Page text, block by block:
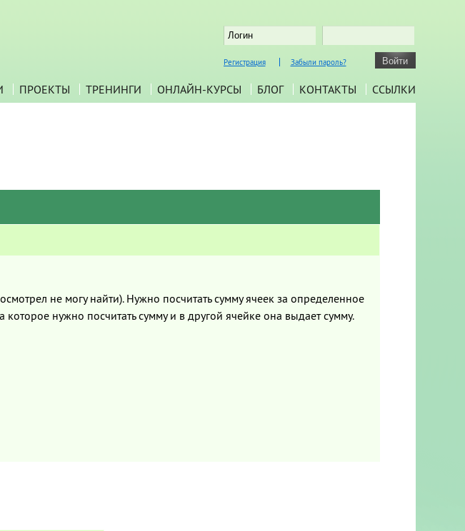
Регистрация Забыли пароль?
ПРОЕКТЫ ТРЕНИНГИ ОНЛАЙН-КУРСЫ БЛОГ КОНТАКТЫ ССЫЛКИ
не могу найти). Нужно посчитать сумму ячеек за определенное
нужно посчитать сумму и в другой ячейке она выдает сумму.